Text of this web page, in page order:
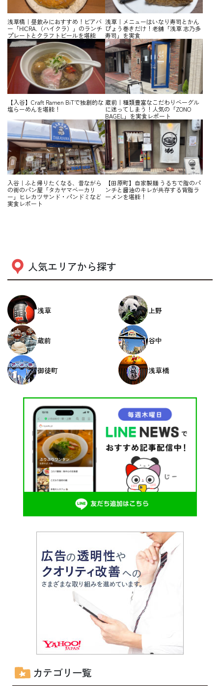
浅草橋｜昼飲みにおすすめ！ビアバ
ー「HICRA.（ハイクラ）」のランチ
プレートとクラフトビールを堪能
浅草｜メニューはいなり寿司とかん
ぴょう巻きだけ！老舗「浅草 志乃多
寿司」を実食
【入谷】Craft Ramen BiTで独創的な
塩らーめんを堪能！
蔵前｜種類豊富なこだわりベーグル
に迷ってしまう！人気の「ZONO
BAGEL」を実食レポート
入谷｜ふと帰りたくなる、昔ながら
の街のパン屋「タカヤマベーカリ
ー」ヒレカツサンド・パンドミなど
実食レポート
【田原町】自家製麺 うるちで脂のパ
ンチと醤油のキレが共存する背脂ラ
ーメンを堪能！
人気エリアから探す
浅草 上野
蔵前 谷中
御徒町 浅草橋
カテゴリ一覧